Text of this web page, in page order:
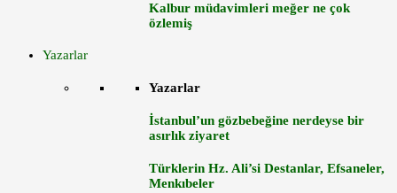
Kalbur müdavimleri meğer ne çok
özlemiş
Yazarlar
Yazarlar
İstanbul’un gözbebeğine nerdeyse bir
asırlık ziyaret
Türklerin Hz. Ali’si Destanlar, Efsaneler,
Menkıbeler